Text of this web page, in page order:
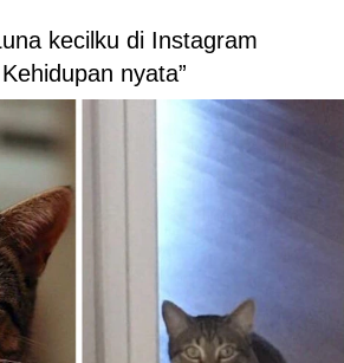
kecilku di Instagram
nyata”